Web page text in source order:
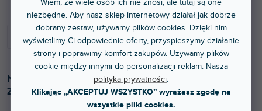
niezbędne. Aby nasz sklep internetowy działał jak dobrze
dobrany zestaw, używamy plików cookies. Dzięki nim
wyświetlimy Ci odpowiednie oferty, przyspieszymy działanie
strony i poprawimy komfort zakupów. Używamy plików
cookie między innymi do personalizacji reklam. Nasza
polityka prywatności.
Klikając „AKCEPTUJ WSZYSTKO” wyrażasz zgodę na
wszystkie pliki cookies.
Najwyższej klasy kabel RCA/RCA. Klasa B. Długość 3 m.
Zielono-biały kolor.